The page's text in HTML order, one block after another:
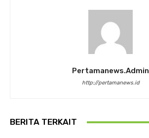
Pertamanews.admin
http://pertamanews.id
BERITA TERKAIT